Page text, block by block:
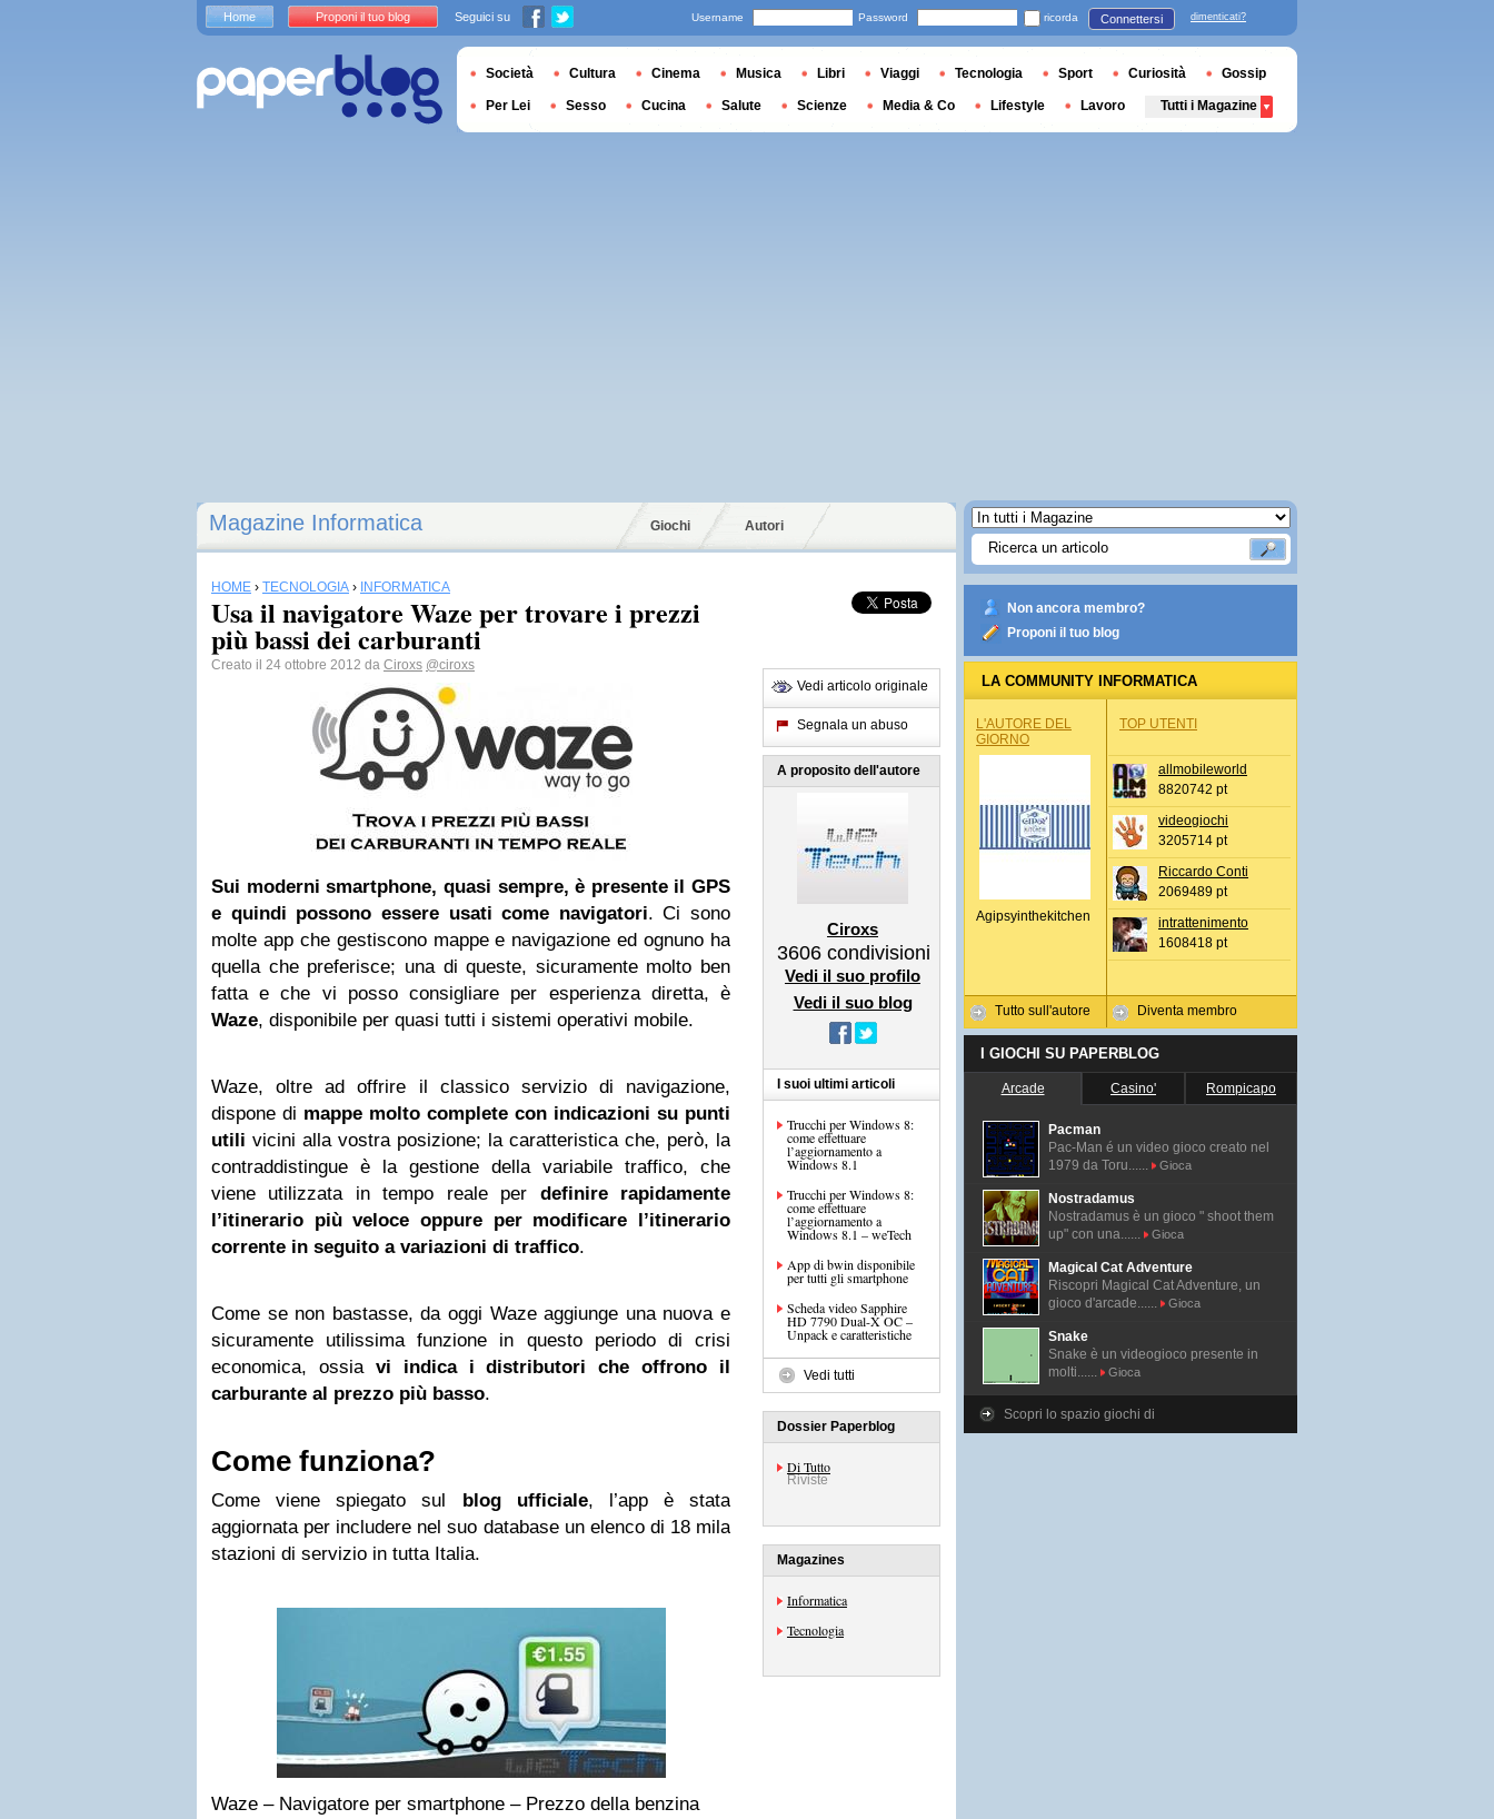
Magazine Informatica Giochi Autori
HOME › TECNOLOGIA › INFORMATICA
Usa il navigatore Waze per trovare i prezzi
più bassi dei carburanti
Creato il 24 ottobre 2012 da Ciroxs @ciroxs
Sui moderni smartphone, quasi sempre, è presente il GPS
e quindi possono essere usati come navigatori. Ci sono
molte app che gestiscono mappe e navigazione ed ognuno ha
quella che preferisce; una di queste, sicuramente molto ben
fatta e che vi posso consigliare per esperienza diretta, è
Waze, disponibile per quasi tutti i sistemi operativi mobile.
Waze, oltre ad offrire il classico servizio di navigazione,
dispone di mappe molto complete con indicazioni su punti
utili vicini alla vostra posizione; la caratteristica che, però, la
contraddistingue è la gestione della variabile traffico, che
viene utilizzata in tempo reale per definire rapidamente
l’itinerario più veloce oppure per modificare l’itinerario
corrente in seguito a variazioni di traffico.
Come se non bastasse, da oggi Waze aggiunge una nuova e
sicuramente utilissima funzione in questo periodo di crisi
economica, ossia vi indica i distributori che offrono il
carburante al prezzo più basso.
Come funziona?
Come viene spiegato sul blog ufficiale, l’app è stata
aggiornata per includere nel suo database un elenco di 18 mila
stazioni di servizio in tutta Italia.
Waze – Navigatore per smartphone – Prezzo della benzina
Vedi articolo originale
Segnala un abuso
A proposito dell'autore
Ciroxs
3606 condivisioni
Vedi il suo profilo
Vedi il suo blog
I suoi ultimi articoli
Trucchi per Windows 8:
come effettuare
l’aggiornamento a
Windows 8.1
Trucchi per Windows 8:
come effettuare
l’aggiornamento a
Windows 8.1 – weTech
App di bwin disponibile
per tutti gli smartphone
Scheda video Sapphire
HD 7790 Dual-X OC –
Unpack e caratteristiche
Vedi tutti
Dossier Paperblog
Di Tutto
Riviste
Magazines
Informatica
Tecnologia
Non ancora membro?
Proponi il tuo blog
LA COMMUNITY INFORMATICA
L'AUTORE DEL
GIORNO
Agipsyinthekitchen
Tutto sull'autore
TOP UTENTI
allmobileworld
8820742 pt
videogiochi
3205714 pt
Riccardo Conti
2069489 pt
intrattenimento
1608418 pt
Diventa membro
I GIOCHI SU PAPERBLOG
Arcade Casino' Rompicapo
Pacman
Pac-Man é un video gioco creato nel
1979 da Toru......
Gioca
Nostradamus
Nostradamus è un gioco " shoot them
up" con una......
Gioca
Magical Cat Adventure
Riscopri Magical Cat Adventure, un
gioco d'arcade......
Gioca
Snake
Snake è un videogioco presente in
molti......
Gioca
Scopri lo spazio giochi di
Home Proponi il tuo blog Seguici su Username Password ricorda Connettersi dimenticati?
Società Cultura Cinema Musica Libri Viaggi Tecnologia Sport Curiosità Gossip
Per Lei Sesso Cucina Salute Scienze Media & Co Lifestyle Lavoro Tutti i Magazine